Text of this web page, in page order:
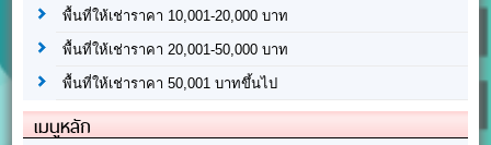
พื้นที่ให้เช่าราคา 10,001-20,000 บาท
พื้นที่ให้เช่าราคา 20,001-50,000 บาท
พื้นที่ให้เช่าราคา 50,001 บาทขึ้นไป
เมนูหลัก